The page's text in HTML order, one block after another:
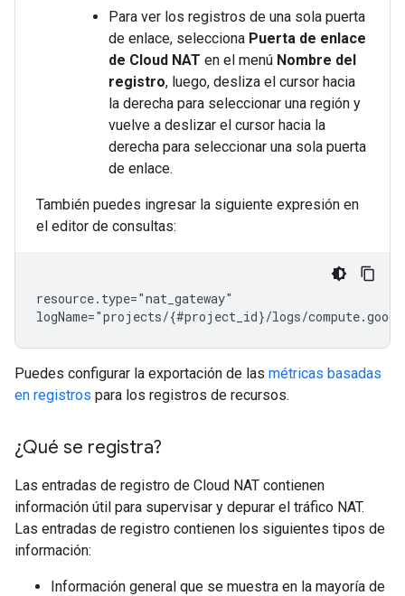
Para ver los registros de una sola puerta
de enlace, selecciona Puerta de enlace
de Cloud NAT en el menú Nombre del
registro, luego, desliza el cursor hacia
la derecha para seleccionar una región y
vuelve a deslizar el cursor hacia la
derecha para seleccionar una sola puerta
de enlace.
También puedes ingresar la siguiente expresión en
el editor de consultas:
resource.type="nat_gateway"
Puedes configurar la exportación de las métricas basadas
en registros para los registros de recursos.
¿Qué se registra?
Las entradas de registro de Cloud NAT contienen
información útil para supervisar y depurar el tráfico NAT.
Las entradas de registro contienen los siguientes tipos de
información:
Información general que se muestra en la mayoría de